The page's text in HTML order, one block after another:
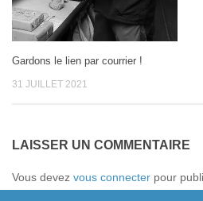
Gardons le lien par courrier !
31 JUILLET 2021
LAISSER UN COMMENTAIRE
Vous devez vous connecter pour